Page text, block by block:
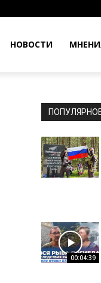
НОВОСТИ
00:04:39